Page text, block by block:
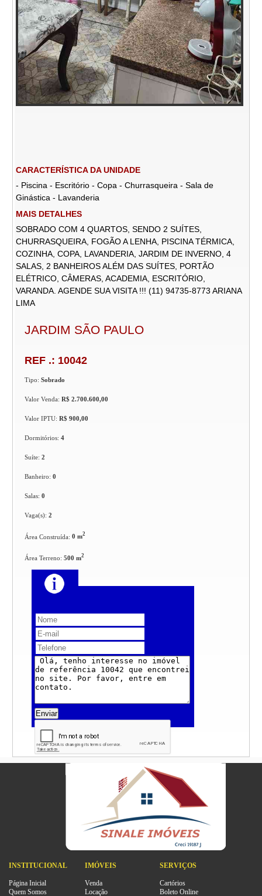
CARACTERÍSTICA DA UNIDADE
- Piscina - Escritório - Copa - Churrasqueira - Sala de
Ginástica - Lavanderia
MAIS DETALHES
SOBRADO COM 4 QUARTOS, SENDO 2 SUÍTES,
CHURRASQUEIRA, FOGÃO A LENHA, PISCINA TÉRMICA,
COZINHA, COPA, LAVANDERIA, JARDIM DE INVERNO, 4
SALAS, 2 BANHEIROS ALÉM DAS SUÍTES, PORTÃO
ELÉTRICO, CÂMERAS, ACADEMIA, ESCRITÓRIO,
VARANDA. AGENDE SUA VISITA !!! (11) 94735-8773 ARIANA
LIMA
JARDIM SÃO PAULO
REF .: 10042
Tipo:Sobrado
Valor Venda:R$ 2.700.600,00
Valor IPTU:R$ 900,00
Dormitórios:4
Suíte:2
Banheiro:0
Salas:0
Vaga(s):2
Área Construída:0 m2
Área Terreno:500 m2
Enviar
INSTITUCIONAL
Página Inicial
Quem Somos
IMÓVEIS
Venda
Locação
SERVIÇOS
Cartórios
Boleto Online